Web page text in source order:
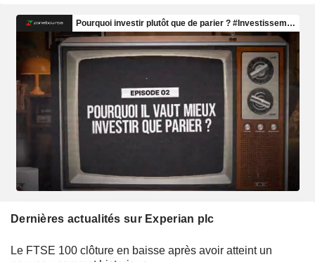
Dernières actualités sur Experian plc
Le FTSE 100 clôture en baisse après avoir atteint un